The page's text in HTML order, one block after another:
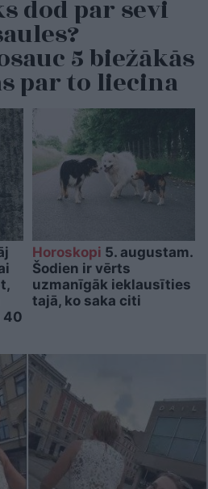
dod par sevi
5 biežākās
par to liecina
40
Horoskopi 5. augustam.
Šodien ir vērts
uzmanīgāk ieklausīties
tajā, ko saka citi